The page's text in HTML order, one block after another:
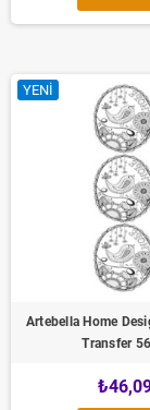
YENI
Artebella Home
Transfer